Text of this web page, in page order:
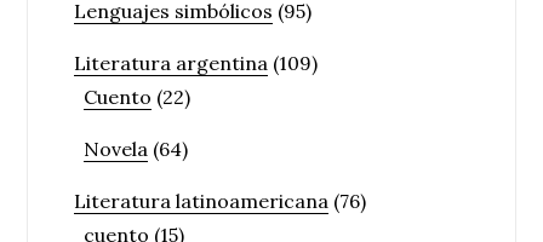
Lenguajes simbólicos (95)
Literatura argentina (109)
Cuento (22)
Novela (64)
Literatura latinoamericana (76)
cuento (15)